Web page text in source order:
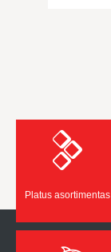
Platus asortimentas